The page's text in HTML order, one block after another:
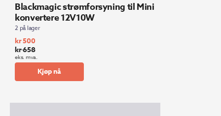
Blackmagic strømforsyning til Mini
konvertere 12V10W
2 på lager
kr658
Opprinnelig
pris
kr500
Nåværende
pris
eks. mva.
Kjøp nå